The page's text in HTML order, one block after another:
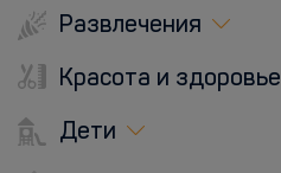
Развлечения
Красота и здоровье
Дети